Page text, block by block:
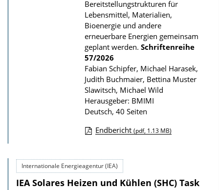
Bereitstellungstrukturen für
Lebensmittel, Materialien,
Bioenergie und andere
erneuerbare Energien gemeinsam
geplant werden. Schriftenreihe
57/2026
Fabian Schipfer, Michael Harasek,
Judith Buchmaier, Bettina Muster
Slawitsch, Michael Wild
Herausgeber: BMIMI
Deutsch, 40 Seiten
w
n
Endbericht (pdf, 1.13 MB)
Internationale Energieagentur (IEA)
IEA Solares Heizen und Kühlen (SHC) Task